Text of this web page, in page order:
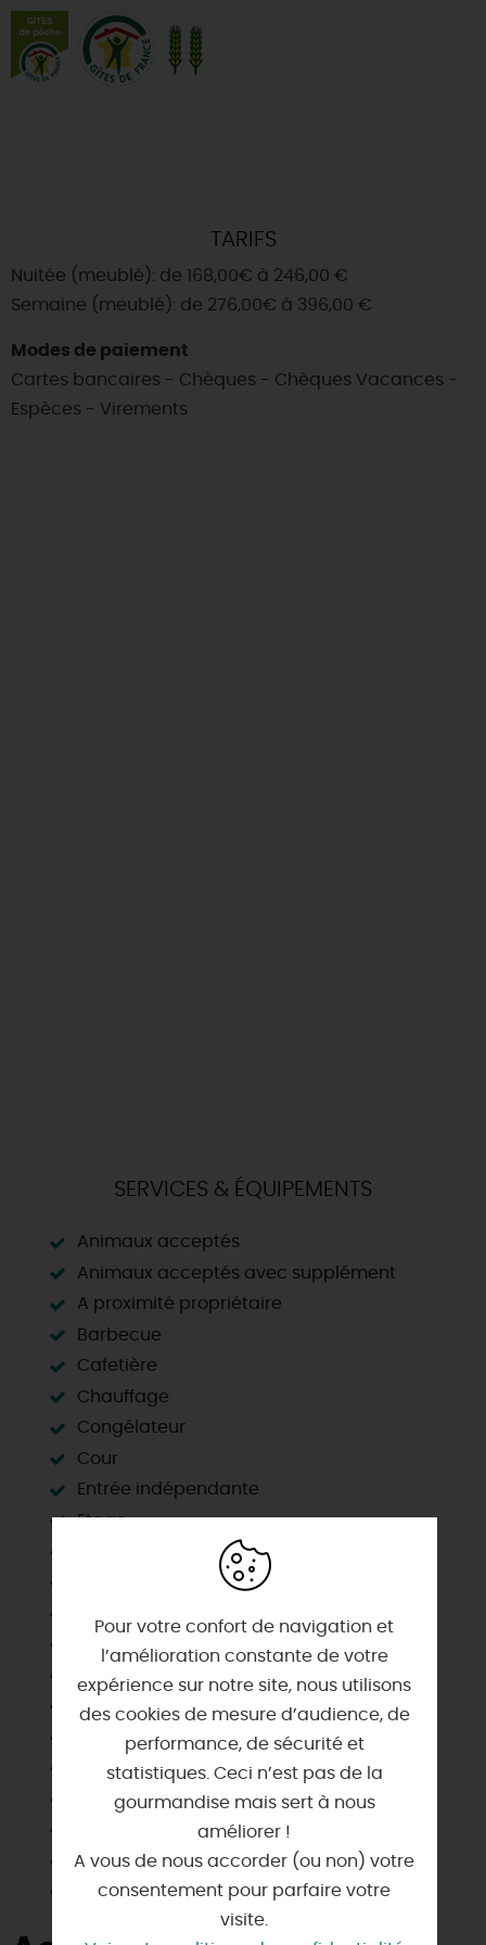
TARIFS
Nuitée (meublé): de 168,00€ à 246,00 €
Semaine (meublé): de 276,00€ à 396,00 €
Modes de paiement
Cartes bancaires - Chèques - Chèques Vacances -
Espèces - Virements
SERVICES & ÉQUIPEMENTS
Animaux acceptés
Animaux acceptés avec supplément
A proximité propriétaire
Barbecue
Cafetière
Chauffage
Congélateur
Cour
Entrée indépendante
Etage
Location de vélos
Matériel enfant
Micro-ondes
Parking
Pêche
Salle d'eau privée
Sanitaires privés
Télévision
Wifi
Pour votre confort de navigation et
l’amélioration constante de votre
expérience sur notre site, nous utilisons
des cookies de mesure d’audience, de
performance, de sécurité et
statistiques. Ceci n’est pas de la
gourmandise mais sert à nous
améliorer !
A vous de nous accorder (ou non) votre
consentement pour parfaire votre
visite.